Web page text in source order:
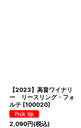
【2023】高畠ワイナリ
ー リースリング・フォ
ルテ [100020]
2,090円(税込)